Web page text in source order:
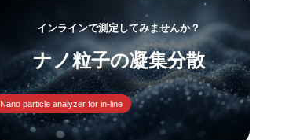
インラインで測定してみませんか？
ナノ粒子の凝集分散
Nano particle analyzer for in-line